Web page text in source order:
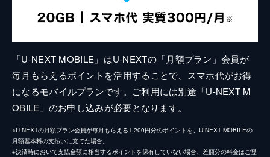
「U-NEXT MOBILE」はU-NEXTの「月額プラン」会員が
毎月もらえるポイントを活用することで、スマホ代がお得
になるモバイルプランです。ご利用には別途「U-NEXT M
OBILE」のお申し込みが必要となります。
※U-NEXTの月額プラン会員が毎月もらえる1,200円分のポイントを、U-NEXT MOBILEの
月額基本料の支払いに充てた場合。
※決済時において支払金額に相当するポイントを保有していない場合、差額分の料金はご登